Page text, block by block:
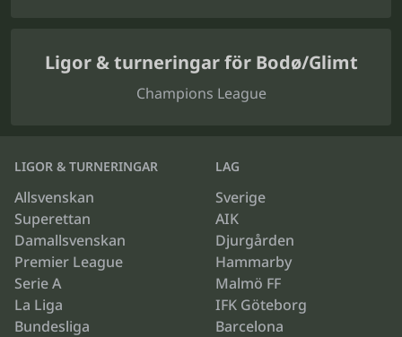
Ligor & turneringar för Bodø/Glimt
Champions League
LIGOR & TURNERINGAR
Allsvenskan
Superettan
Damallsvenskan
Premier League
Serie A
La Liga
Bundesliga
LAG
Sverige
AIK
Djurgården
Hammarby
Malmö FF
IFK Göteborg
Barcelona